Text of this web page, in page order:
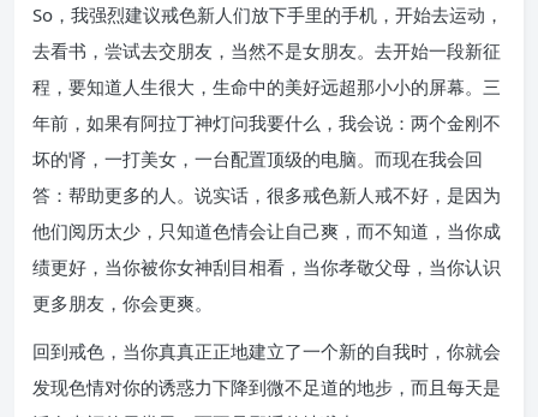
So，我强烈建议戒色新人们放下手里的手机，开始去运动，
去看书，尝试去交朋友，当然不是女朋友。去开始一段新征
程，要知道人生很大，生命中的美好远超那小小的屏幕。三
年前，如果有阿拉丁神灯问我要什么，我会说：两个金刚不
坏的肾，一打美女，一台配置顶级的电脑。而现在我会回
答：帮助更多的人。说实话，很多戒色新人戒不好，是因为
他们阅历太少，只知道色情会让自己爽，而不知道，当你成
绩更好，当你被你女神刮目相看，当你孝敬父母，当你认识
更多朋友，你会更爽。
回到戒色，当你真真正正地建立了一个新的自我时，你就会
发现色情对你的诱惑力下降到微不足道的地步，而且每天是